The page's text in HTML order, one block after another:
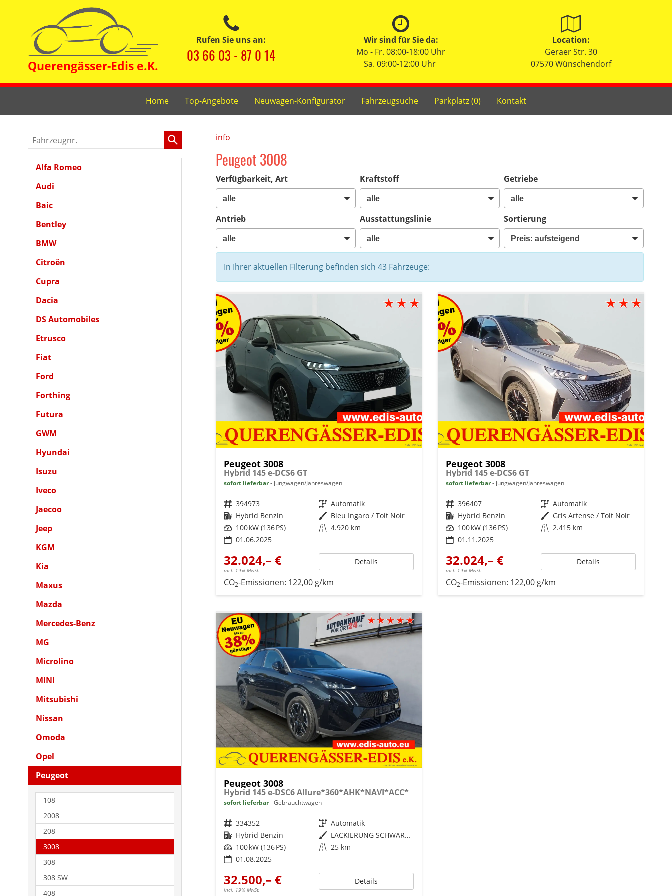
Rufen Sie uns an:
03 66 03 - 87 0 14
Wir sind für Sie da:
Mo - Fr. 08:00-18:00 Uhr
Sa. 09:00-12:00 Uhr
Location:
Geraer Str. 30
07570 Wünschendorf
Home Top-Angebote Neuwagen-Konfigurator Fahrzeugsuche Parkplatz (0) Kontakt
info
Peugeot 3008
Verfügbarkeit, Art Kraftstoff Getriebe
Antrieb Ausstattungslinie Sortierung
In Ihrer aktuellen Filterung befinden sich 43Fahrzeuge:
Peugeot 3008
Hybrid 145 e-DCS6 GT
sofort lieferbar Jungwagen/Jahreswagen
Fahrzeugnr. 394973 Getriebe Automatik
Kraftstoff Hybrid Benzin Außenfarbe Bleu Ingaro / Toit Noir
Leistung 100 kW (136 PS) Kilometerstand 4.920 km
01.06.2025
32.024,– €
incl. 19% MwSt.
Details
CO2-Emissionen: 122,00 g/km
Peugeot 3008
Hybrid 145 e-DCS6 GT
sofort lieferbar Jungwagen/Jahreswagen
Fahrzeugnr. 396407 Getriebe Automatik
Kraftstoff Hybrid Benzin Außenfarbe Gris Artense / Toit Noir
Leistung 100 kW (136 PS) Kilometerstand 2.415 km
01.11.2025
32.024,– €
incl. 19% MwSt.
Details
CO2-Emissionen: 122,00 g/km
Peugeot 3008
Hybrid 145 e-DSC6 Allure*360*AHK*NAVI*ACC*
sofort lieferbar Gebrauchtwagen
Fahrzeugnr. 334352 Getriebe Automatik
Kraftstoff Hybrid Benzin Außenfarbe
LACKIERUNG SCHWARZ PERLA NERATYP AUSSENVERKLEIDUNG -LACKIERUNG
Leistung 100 kW (136 PS) Kilometerstand 25 km
01.08.2025
32.500,– €
incl. 19% MwSt.
Details
Fahrzeugnr.
Alfa Romeo
Audi
Baic
Bentley
BMW
Citroën
Cupra
Dacia
DS Automobiles
Etrusco
Fiat
Ford
Forthing
Futura
GWM
Hyundai
Isuzu
Iveco
Jaecoo
Jeep
KGM
Kia
Maxus
Mazda
Mercedes-Benz
MG
Microlino
MINI
Mitsubishi
Nissan
Omoda
Opel
Peugeot
108
2008
208
3008
308
308 SW
408